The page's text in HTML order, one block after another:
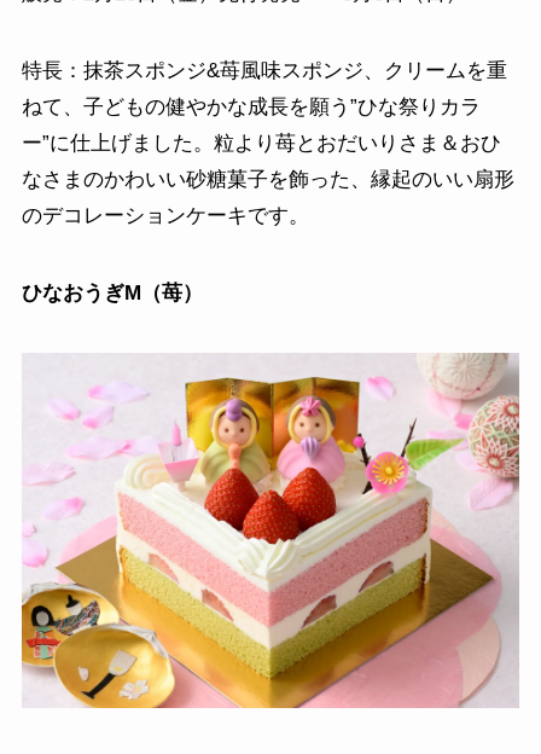
特長：抹茶スポンジ&苺風味スポンジ、クリームを重
ねて、子どもの健やかな成長を願う”ひな祭りカラ
ー”に仕上げました。粒より苺とおだいりさま＆おひ
なさまのかわいい砂糖菓子を飾った、縁起のいい扇形
のデコレーションケーキです。
ひなおうぎM（苺）